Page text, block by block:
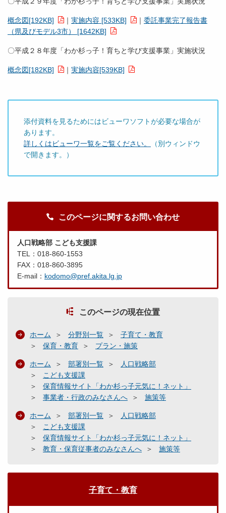
概念図[192KB] ｜ 実施内容 [533KB] ｜ 委託事業完了報告書
（県及びモデル3市） [1642KB]
〇平成２８年度「わか杉っ子！育ちと学び支援事業」実施状況
概念図[182KB] ｜ 実施内容[539KB]
添付資料を見るためにはビューワソフトが必要な場合が
あります。
詳しくはビューワ一覧をご覧ください。
（別ウィンドウ
で開きます。）
このページに関するお問い合わせ
人口戦略部 こども支援課
TEL：018-860-1553
FAX：018-860-3895
E-mail： kodomo@pref.akita.lg.jp
このページの現在位置
ホーム 分野別一覧
子育て・教育
保育・教育
プラン・施策
ホーム 部署別一覧
人口戦略部
こども支援課
保育情報サイト「わか杉っ子元気に！ネット」
事業者・行政のみなさんへ
施策等
ホーム 部署別一覧
人口戦略部
こども支援課
保育情報サイト「わか杉っ子元気に！ネット」
教育・保育従事者のみなさんへ
施策等
子育て・教育